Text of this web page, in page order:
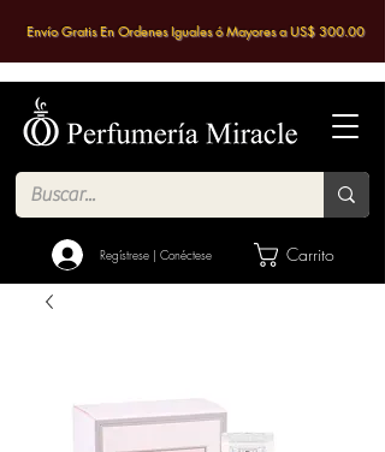
Regístrese | Conéctese Carrito
Envío Gratis En Ordenes Iguales ó Mayores a US$ 300.00